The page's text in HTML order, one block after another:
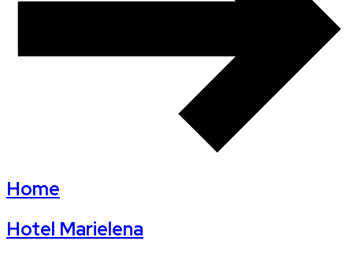
Home
Hotel Marielena